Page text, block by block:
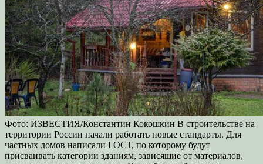
Фото: ИЗВЕСТИЯ/Константин Кокошкин В строительстве на
территории России начали работать новые стандарты. Для
частных домов написали ГОСТ, по которому будут
присваивать категории зданиям, зависящие от материалов,